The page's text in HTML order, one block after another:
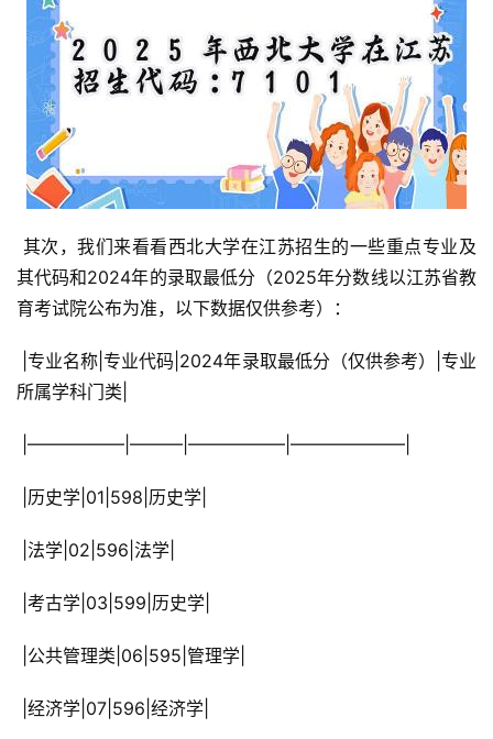
其代码和2024年的录取最低分（2025年分数线以江苏省教
育考试院公布为准，以下数据仅供参考）：
所属学科门类|
|—————–|———|—————–|——————–|
|历史学|01|598|历史学|
|法学|02|596|法学|
|考古学|03|599|历史学|
|公共管理类|06|595|管理学|
|经济学|07|596|经济学|